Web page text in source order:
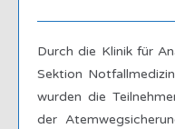
Durch die Klinik für
Sektion
wurden die
der